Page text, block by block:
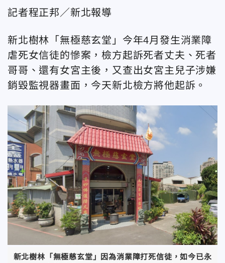
記者程正邦／新北報導
新北樹林「無極慈玄堂」今年4月發生消業障
虐死女信徒的慘案，檢方起訴死者丈夫、死者
哥哥、還有女宮主後，又查出女宮主兒子涉嫌
銷毀監視器畫面，今天新北檢方將他起訴。
新北樹林「無極慈玄堂」因為消業障打死信徒，如今已永